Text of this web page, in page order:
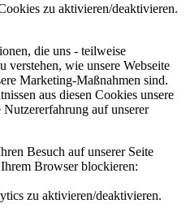
zu aktivieren/deaktivieren.
die uns - teilweise
verstehen, wie unsere Webseite
Marketing-Maßnahmen sind.
aus diesen Cookies unsere
auf unserer
Besuch auf unserer Seite
Browser blockieren:
zu aktivieren/deaktivieren.